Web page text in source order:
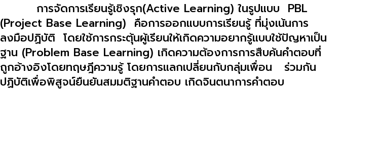
การจัดการเรียนรู้เชิงรุก(Active Learning) ในรูปแบบ PBL
(Project Base Learning) คือการออกแบบการเรียนรู้ ที่มุ่งเน้นการ
ลงมือปฏิบัติ โดยใช้การกระตุ้นผู้เรียนให้เกิดความอยากรู้แบบใช้ปัญหาเป็น
ฐาน (Problem Base Learning) เกิดความต้องการการสืบค้นคำตอบที่
ถูกอ้างอิงโดยทฤษฎีความรู้ โดยการแลกเปลี่ยนกับกลุ่มเพื่อน ร่วมกัน
ปฏิบัติเพื่อพิสูจน์ยืนยันสมมติฐานคำตอบ เกิดจินตนาการคำตอบ